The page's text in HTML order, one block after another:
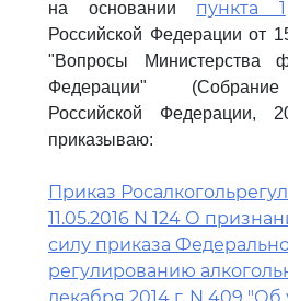
на основании пункта 1
Российской Федерации от
"Вопросы Министерства
Федерации" (Собрание
Российской
приказываю:
Приказ
11.05.2016 N 124 О
силу приказа
регулированию